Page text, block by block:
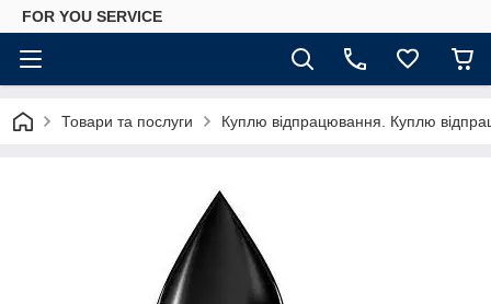
FOR YOU SERVICE
Товари та послуги Куплю відпрацювання. Куплю